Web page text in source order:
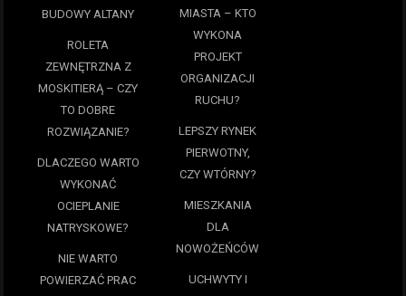
BUDOWY ALTANY
ROLETA
ZEWNĘTRZNA Z
MOSKITIERĄ – CZY
TO DOBRE
ROZWIĄZANIE?
DLACZEGO WARTO
WYKONAĆ
OCIEPLANIE
NATRYSKOWE?
NIE WARTO
POWIERZAĆ PRAC
MIASTA – KTO
WYKONA
PROJEKT
ORGANIZACJI
RUCHU?
LEPSZY RYNEK
PIERWOTNY,
CZY WTÓRNY?
MIESZKANIA
DLA
NOWOŻEŃCÓW
UCHWYTY I